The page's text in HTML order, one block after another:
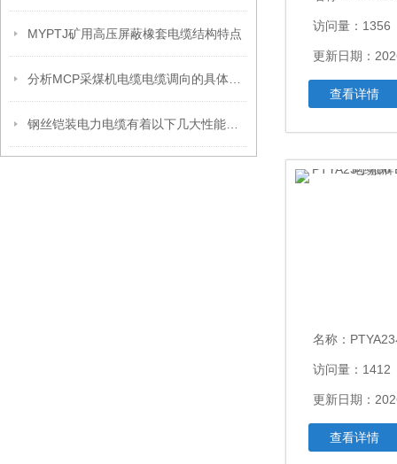
MYPTJ矿用高压屏蔽橡套电缆结构特点
访问量：1356
更新日期：
查看详情
名称： PTYA23小猫牌
访问量：1412
更新日期：
查看详情